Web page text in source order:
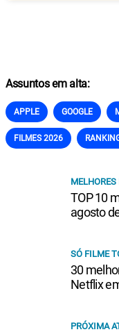
Assuntos em alta:
APPLE GOOGLE
FILMES 2026
TOP 10
agosto
SÓ FILME
30
Netflix
PRÓXIMA